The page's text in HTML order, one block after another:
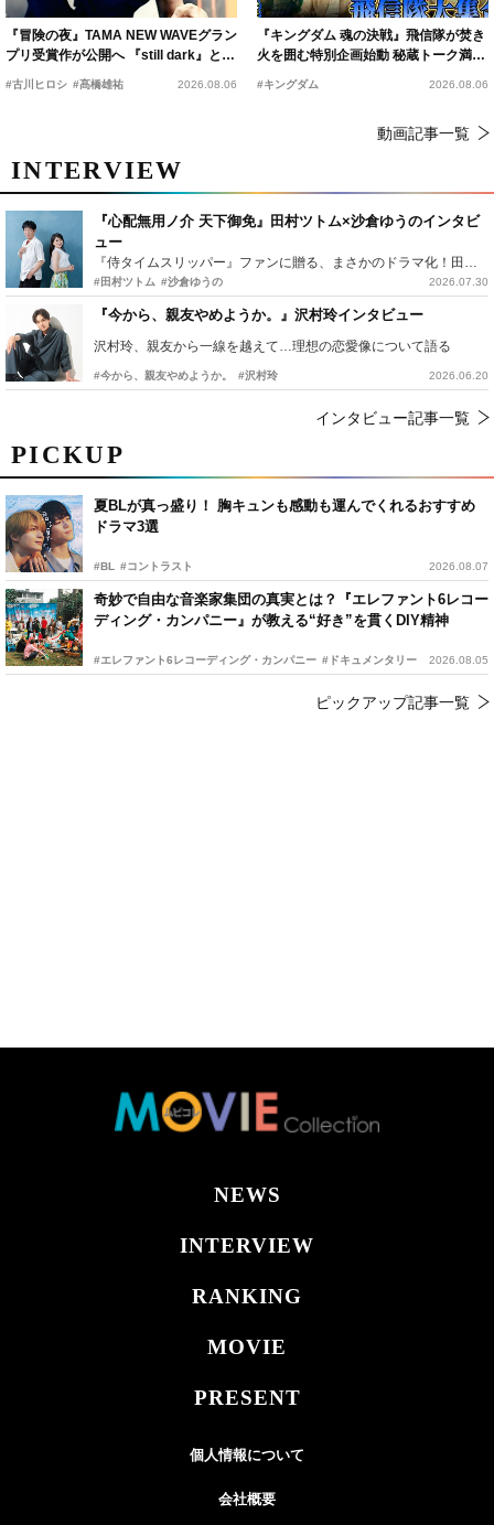
PICKUP
夏BLが真っ盛り！ 胸キュンも感動も運んでくれるおすすめ
ドラマ3選
#BL #コントラスト 2026.08.07
奇妙で自由な音楽家集団の真実とは？『エレファント6レコー
ディング・カンパニー』が教える“好き”を貫くDIY精神
#エレファント6レコーディング・カンパニー #ドキュメンタリー 2026.08.05
ピックアップ記事一覧
『冒険の夜』TAMA NEW WAVEグラン
プリ受賞作が公開へ 『still dark』と同
時上映決定
#古川ヒロシ #髙橋雄祐 2026.08.06
『キングダム 魂の決戦』飛信隊が焚き
火を囲む特別企画始動 秘蔵トーク満載
の“キングダムキャンプ”開催
#キングダム 2026.08.06
動画記事一覧
INTERVIEW
『心配無用ノ介 天下御免』田村ツトム×沙倉ゆうのインタビ
ュー
『侍タイムスリッパー』ファンに贈る、まさかのドラマ化！田村ツトム×沙倉ゆうのが語る『心配無用ノ介』撮影秘話
#田村ツトム #沙倉ゆうの 2026.07.30
『今から、親友やめようか。』沢村玲インタビュー
沢村玲、親友から一線を越えて…理想の恋愛像について語る
#今から、親友やめようか。 #沢村玲 2026.06.20
インタビュー記事一覧
NEWS
INTERVIEW
RANKING
MOVIE
PRESENT
個人情報について
会社概要